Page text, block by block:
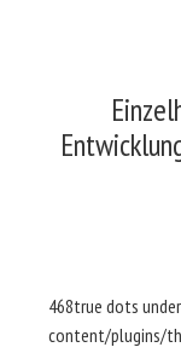
468true dots under
content/plugins/